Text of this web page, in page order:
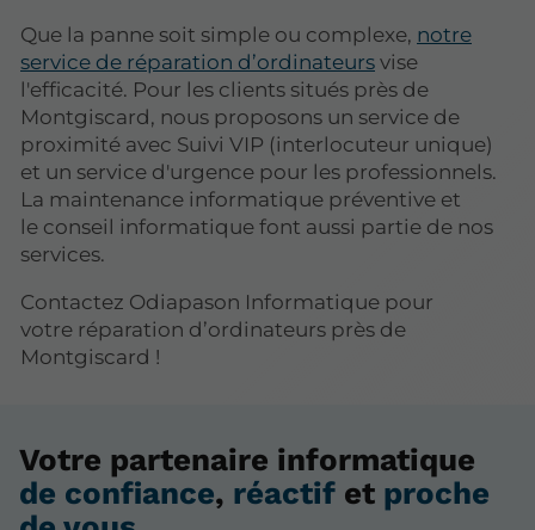
Que la panne soit simple ou complexe, notre
service de réparation d’ordinateurs vise
l'efficacité. Pour les clients situés près de
Montgiscard, nous proposons un service de
proximité avec Suivi VIP (interlocuteur unique)
et un service d'urgence pour les professionnels.
La maintenance informatique préventive et
le conseil informatique font aussi partie de nos
services.
Contactez Odiapason Informatique pour
votre réparation d’ordinateurs près de
Montgiscard !
Votre partenaire informatique
de confiance, réactif et proche